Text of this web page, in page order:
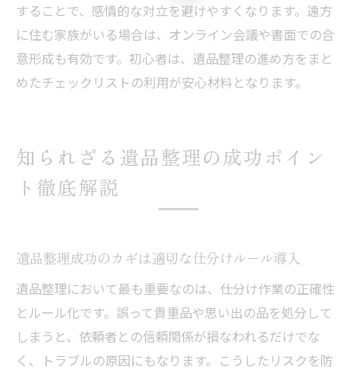
することで、感情的な対立を避けやすくなります。遠方
に住む家族がいる場合は、オンライン会議や書面での合
意形成も有効です。初心者は、遺品整理の進め方をまと
めたチェックリストの利用が安心材料となります。
知られざる遺品整理の成功ポイン
ト徹底解説
遺品整理成功のカギは適切な仕分けルール導入
遺品整理において最も重要なのは、仕分け作業の正確性
とルール化です。誤って貴重品や思い出の品を処分して
しまうと、依頼者との信頼関係が損なわれるだけでな
く、トラブルの原因にもなります。こうしたリスクを防